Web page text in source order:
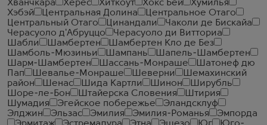
Хванчкара
Херес Хиткоут Хокс Бей
Хумилья
Хэбэй
Центральная Долина
Центральное Отаго
Центральный Отаго
Цинандали
Чаколи де Бискайа
Черасуоло д'Абруццо
Черасуоло ди Витториа
Шабли
Шамбертен
Шамбертен Кло де Без
Шамболь-Мюзиньи
Шампань
Шапель-Шамбертен
Шарм-Шамбертен
Шассань-Монраше
Шатонеф дю
Пап
Шевалье-Монраше Шеверни
Шемахинский
район
Шенас Шида Картли Шинон
Ширубль
Шоре-ле-Бон
Штайерска Словения
Штирия
Шумадия
Эгейское побережье
Эландсклуф
Элджин
Эльзас Эмилия Эмилия-Романья
Эмпорда